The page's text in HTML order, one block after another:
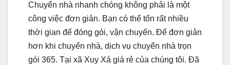
Chuyển nhà nhanh chóng không phải là một
công việc đơn giản. Bạn có thể tốn rất nhiều
thời gian để đóng gói, vận chuyển. Để đơn giản
hơn khi chuyển nhà, dịch vụ chuyển nhà trọn
gói 365. Tại xã Xuy Xá giá rẻ của chúng tôi. Đã